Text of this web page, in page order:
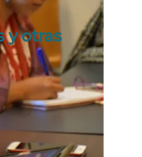
y otras